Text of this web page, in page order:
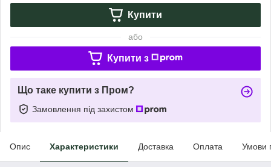
Купити
або
Купити з
Що таке купити з Пром?
Замовлення під захистом
Опис Характеристики Доставка Оплата Умови